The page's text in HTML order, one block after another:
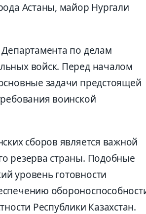
Астаны, майор Нургали
по делам
войск. Перед началом
задачи предстоящей
воинской
сборов является важной
резерва страны. Подобные
уровень готовности
Республики Казахстан.